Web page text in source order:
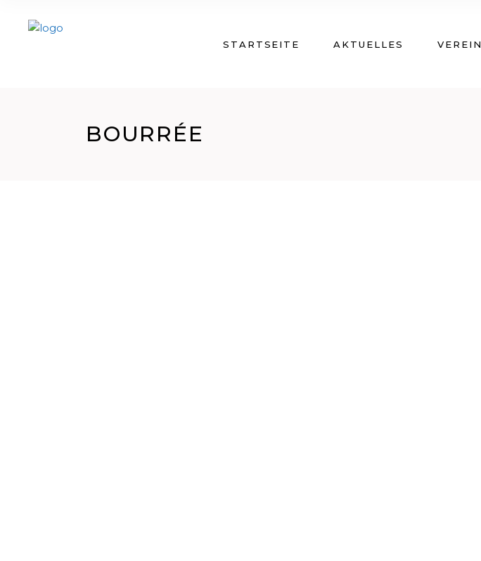
STARTSEITE AKTUELLES VEREIN
BOURRÉE